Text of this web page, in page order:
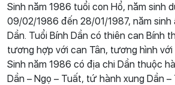
Sinh năm 1986 tuổi con Hổ, năm sinh
09/02/1986 đến 28/01/1987, năm sinh
Dần. Tuổi Bính Dần có thiên can Bính
tương hợp với can Tân, tương hình với
Sinh năm 1986 có địa chi Dần thuộc
Dần – Ngọ – Tuất, tứ hành xung Dần –